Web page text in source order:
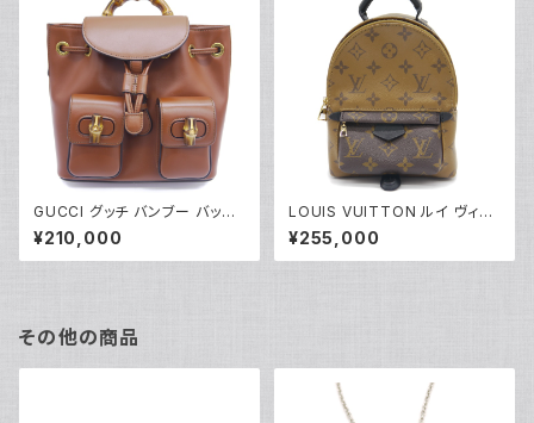
GUCCI グッチ バンブー バック
パック ブラウン レザー リュック
サック 7102101 213317 Y047
85
¥210,000
LOUIS VUITTON ルイ ヴィト
ン パームスプリングス バックパ
ック MINI モノグラム リバース
リュックサック M44872 Y045
¥255,000
その他の商品